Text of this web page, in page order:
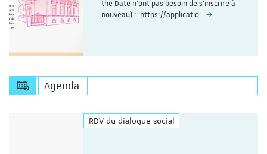
the Date n'ont pas besoin de s'inscrire à
nouveau) : https://applicatio…
Agenda
RDV du dialogue social